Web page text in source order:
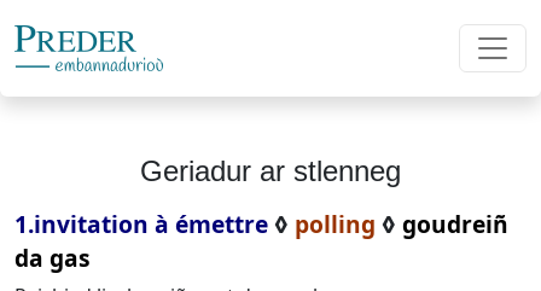
Geriadur ar stlenneg
1.invitation à émettre ◊ polling ◊ goudreiñ
da gas